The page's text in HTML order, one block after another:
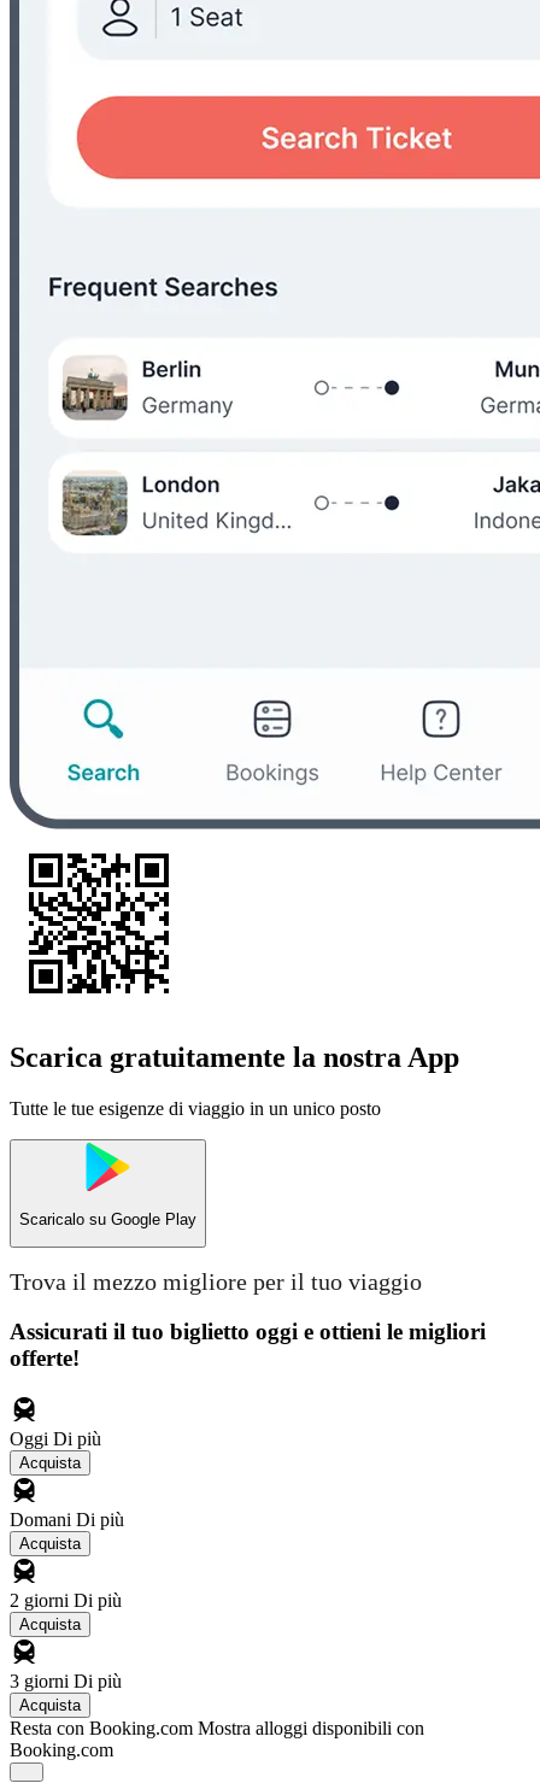
Scarica gratuitamente la nostra App
Tutte le tue esigenze di viaggio in un unico posto
Scaricalo su Google Play
Trova il mezzo migliore per il tuo viaggio
Assicurati il ​​tuo biglietto oggi e ottieni le migliori
offerte!
Oggi Di più
Acquista
Domani Di più
Acquista
2 giorni Di più
Acquista
3 giorni Di più
Acquista
Resta con Booking.com Mostra alloggi disponibili con
Booking.com